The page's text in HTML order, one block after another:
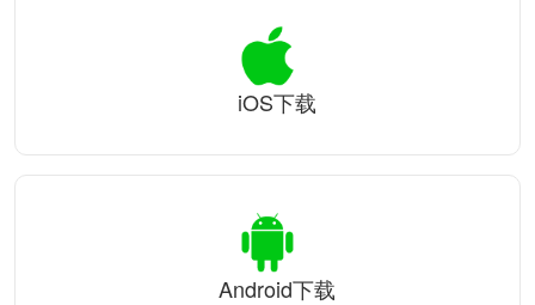
iOS下载
Android下载